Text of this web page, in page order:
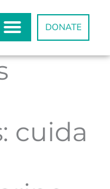
DONATE
cuida